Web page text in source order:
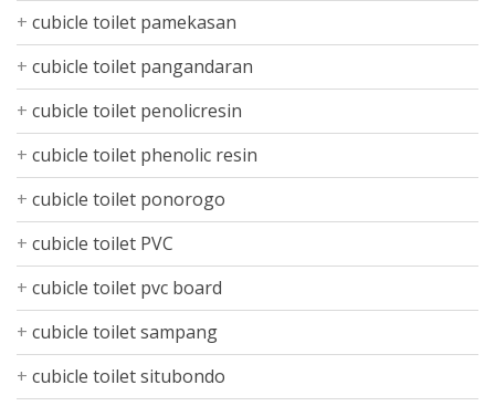
cubicle toilet pamekasan
cubicle toilet pangandaran
cubicle toilet penolicresin
cubicle toilet phenolic resin
cubicle toilet ponorogo
cubicle toilet PVC
cubicle toilet pvc board
cubicle toilet sampang
cubicle toilet situbondo